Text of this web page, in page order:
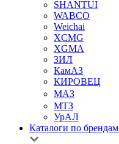
SHANTUI
WABCO
Weichai
XCMG
XGMA
ЗИЛ
КамАЗ
КИРОВЕЦ
МАЗ
МТЗ
УрАЛ
Каталоги по брендам